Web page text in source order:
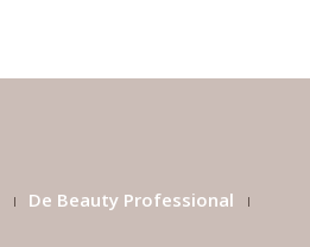
De Beauty Professional